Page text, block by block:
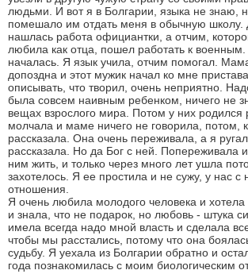
людьми. И вот я в Болгарии, языка не знаю,
помешало им отдать меня в обычную
нашлась работа официантки, а отчим,
любила как отца, пошел работать к
началась. Я язык учила, отчим помогал.
допоздна и этот мужик начал ко мне
описывать, что творил, очень неприятно.
была совсем наивным ребенком, ничего не
вещах взрослого мира. Потом у них родился
молчала и маме ничего не говорила, потом,
рассказала. Она очень переживала, а я
рассказала. Но да Бог с ней. Попереживала
ним жить, и только через много лет ушла
захотелось. Я ее простила и не сужу, у нас с
отношения.
Я очень любила молодого человека и
и знала, что не подарок, но любовь - штука
имела всегда надо мной власть и сделала
чтобы мы расстались, потому что она
судьбу. Я уехала из Болгарии обратно и
года познакомилась с моим биологическим